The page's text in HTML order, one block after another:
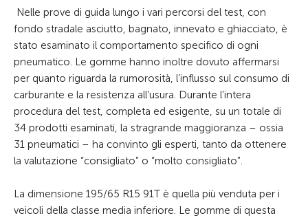
Nelle prove di guida lungo i vari percorsi del test, con
fondo stradale asciutto, bagnato, innevato e ghiacciato, è
stato esaminato il comportamento specifico di ogni
pneumatico. Le gomme hanno inoltre dovuto affermarsi
per quanto riguarda la rumorosità, l’influsso sul consumo di
carburante e la resistenza all’usura. Durante l’intera
procedura del test, completa ed esigente, su un totale di
34 prodotti esaminati, la stragrande maggioranza – ossia
31 pneumatici – ha convinto gli esperti, tanto da ottenere
la valutazione “consigliato” o “molto consigliato”.
La dimensione 195/65 R15 91T è quella più venduta per i
veicoli della classe media inferiore. Le gomme di questa